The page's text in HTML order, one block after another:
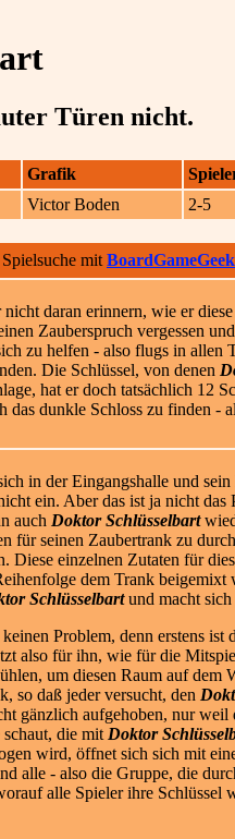
Türen nicht.
Grafik
Victor Boden 2-5
mit BoardGameGeek
daran erinnern, wie er
Zauberspruch vergessen
zu helfen - also flugs in allen
Die Schlüssel, von denen
hat er doch tatsächlich 12
das dunkle Schloss zu finden -
in der Eingangshalle und
ein. Aber das ist ja nicht
auch Doktor Schlüsselbart
für seinen Zaubertrank zu
Diese einzelnen Zutaten für
dem Trank
Schlüsselbartund macht sich
Problem, denn erstens ist
also für ihn, wie für die
um diesen Raum auf dem
so daß jeder versucht, den
gänzlich aufgehoben, nur weil
die mit Doktor
wird, öffnet sich sich mit
alle - also die Gruppe, die
alle Spieler ihre Schlüssel